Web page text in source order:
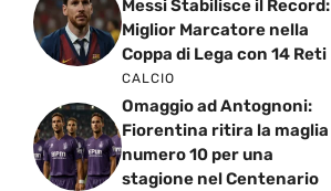
Messi Stabilisce il Record:
Miglior Marcatore nella
Coppa di Lega con 14 Reti
CALCIO
Omaggio ad Antognoni:
Fiorentina ritira la maglia
numero 10 per una
stagione nel Centenario